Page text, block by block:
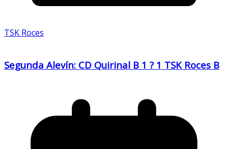
TSK Roces
Segunda Alevín: CD Quirinal B 1 ? 1 TSK Roces B